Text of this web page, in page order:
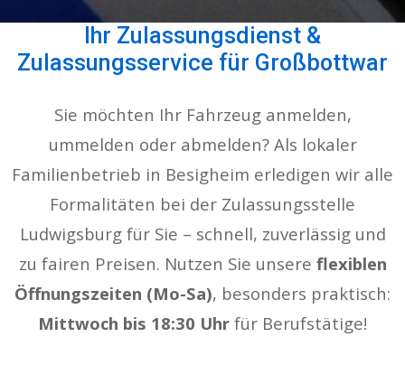
Ihr Zulassungsdienst &
Zulassungsservice für Großbottwar
Sie möchten Ihr Fahrzeug anmelden,
ummelden oder abmelden? Als lokaler
Familienbetrieb in Besigheim erledigen wir alle
Formalitäten bei der Zulassungsstelle
Ludwigsburg für Sie – schnell, zuverlässig und
zu fairen Preisen. Nutzen Sie unsere flexiblen
Öffnungszeiten (Mo-Sa), besonders praktisch:
Mittwoch bis 18:30 Uhr für Berufstätige!